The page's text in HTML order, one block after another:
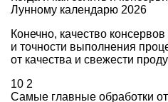
Лунному календарю 2026
Конечно, качество
и точности выполнения
от качества и свежести
10 2
Самые главные обработки